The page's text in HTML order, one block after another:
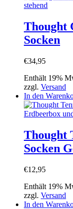
Thought
Socken
€34,95
Enthält 19%
zzgl. Versand
In den
Thought
Socken
€12,95
Enthält 19%
zzgl. Versand
In den